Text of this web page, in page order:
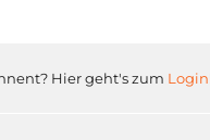
Hier geht's zum